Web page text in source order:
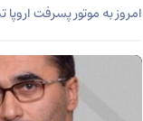
امروز به موتور پسرفت